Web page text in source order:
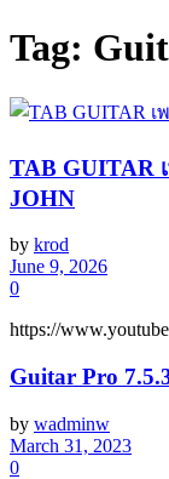
Tag:
TAB GUITAR
JOHN
by krod
June 9, 2026
0
https://
Guitar Pro
by wadminw
March 31, 2023
0